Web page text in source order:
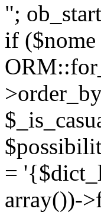
";
if ($nome
=
array())-